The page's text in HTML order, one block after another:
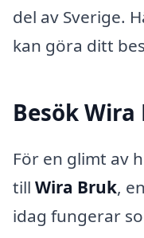
del av Sverige.
kan göra ditt
Besök
För en glimt av
till Wira Bruk,
idag fungerar